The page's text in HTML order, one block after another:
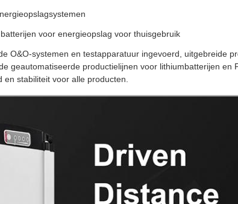
voor energieopslag voor thuisgebruik
O&O-systemen en testapparatuur ingevoerd, uitgebreide
geautomatiseerde productielijnen voor lithiumbatterijen en
stabiliteit voor alle producten.